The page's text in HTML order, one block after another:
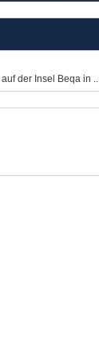
der Insel Beqa in ..